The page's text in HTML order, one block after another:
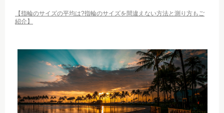
【指輪のサイズの平均は?指輪のサイズを間違えない方法と測り方もご
紹介】